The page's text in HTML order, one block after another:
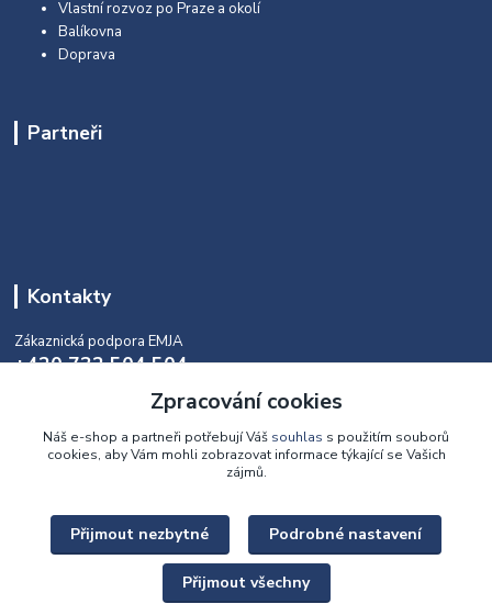
Vlastní rozvoz po Praze a okolí
Balíkovna
Doprava
Partneři
Kontakty
Zákaznická podpora EMJA
+420 732 504 504
(během naší aktuální otevírací doby)
info@emja.cz
Upravit sběr cookies.
Zpracování cookies
Náš e-shop a partneři potřebují Váš souhlas s použitím souborů
cookies, aby Vám mohli zobrazovat informace týkající se Vašich
zájmů.
Přijmout nezbytné Podrobné nastavení
Přijmout všechny